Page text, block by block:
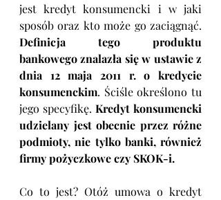
jest kredyt konsumencki i w jaki
Definicja tego produktu
bankowego znalazła się w ustawie z
dnia 12 maja 2011 r. o kredycie
konsumenckim. Ściśle określono tu
jego specyfikę. Kredyt konsumencki
udzielany jest obecnie przez różne
podmioty, nie tylko banki, również
firmy pożyczkowe czy SKOK-i.
Co to jest? Otóż umowa o kredyt